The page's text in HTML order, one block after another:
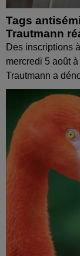
Tags
Trautmann
Des inscriptions
mercredi 5 août
Trautmann a